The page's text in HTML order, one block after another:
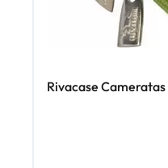
Rivacase